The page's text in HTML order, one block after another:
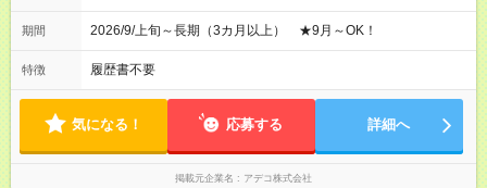
期間 2026/9/上旬～長期（3カ月以上） ★9月～OK！
特徴 履歴書不要
気になる！ 応募する 詳細へ
掲載元企業名 アデコ株式会社